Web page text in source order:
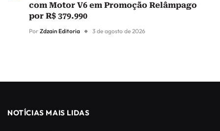
com Motor V6 em Promoção Relâmpago
por R$ 379.990
Por Zdzain Editoria 3 de agosto de 2026
NOTÍCIAS MAIS LIDAS